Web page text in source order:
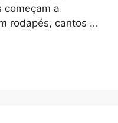
começam a
rodapés, cantos …